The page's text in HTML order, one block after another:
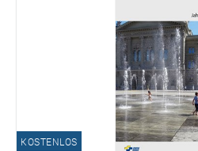
KOSTENLOS